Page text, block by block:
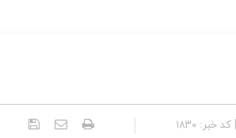
کد خبر: ۱۸۳۰